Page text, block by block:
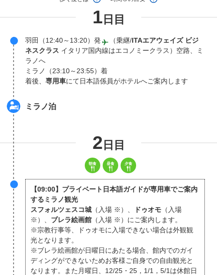
1 日目
羽田（12:40～13:20）発 （乗継/ITAエアウェイズ ビジ
ネスクラス イタリア国内線はエコノミークラス）空路、ミ
ラノへ
ミラノ（23:10～23:55）着
着後、 専用車にて日本語係員がホテルへご案内します
ミラノ泊
2 日目
【09:00】プライベート日本語ガイドが専用車でご案内
するミラノ観光
スフォルツェスコ城 （入場 ※）、 ドゥオモ （入場
※）、 ブレラ絵画館 （入場 ※）にご案内します。
※宗教行事等、ドゥオモに入場できない場合は外観観
光となります。
※ブレラ絵画館が日曜日にあたる場合、館内でのガイ
ディングができないためお客様ご自身での自由観光と
なります。また月曜日、12/25・25，1/1，5/1は休館日